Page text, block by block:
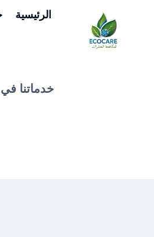
المحتوى
الرئيسية
خدماتنا